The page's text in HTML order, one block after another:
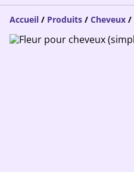
Accueil / Produits / Cheveux /